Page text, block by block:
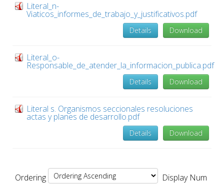
Literal_n-
Viaticos_informes_de_trabajo_y_justificativos.pdf
Download
Details
Literal_o-
Responsable_de_atender_la_informacion_publica.pdf
Download
Details
Literal s. Organismos seccionales resoluciones
actas y planes de desarrollo.pdf
Download
Details
Ordering Display Num